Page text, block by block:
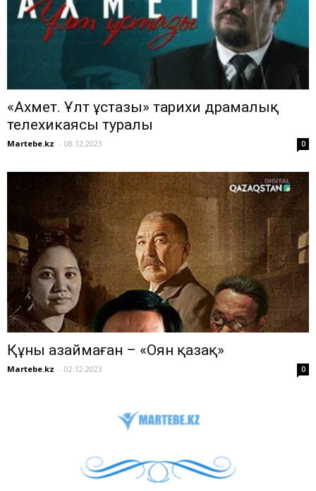
«Ахмет. Ұлт ұстазы» тарихи драмалық
телехикаясы туралы
Martebe.kz - 08.12.2023 0
Құны азаймаған – «Оян қазақ»
Martebe.kz - 02.12.2023 0